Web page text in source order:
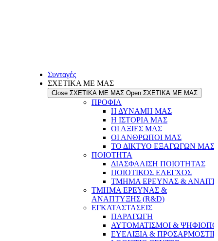
Συνταγές
ΣΧΕΤΙΚΑ ΜΕ ΜΑΣ
Close ΣΧΕΤΙΚΑ ΜΕ ΜΑΣ Open ΣΧΕΤΙΚΑ ΜΕ ΜΑΣ
ΠΡΟΦΙΛ
Η ΔΥΝΑΜΗ ΜΑΣ
Η ΙΣΤΟΡΙΑ ΜΑΣ
ΟΙ ΑΞΙΕΣ ΜΑΣ
ΟΙ ΑΝΘΡΩΠΟΙ ΜΑΣ
ΤΟ ΔΙΚΤΥΟ ΕΞΑΓΩΓΩΝ ΜΑΣ
ΠΟΙΟΤΗΤΑ
ΔΙΑΣΦΑΛΙΣΗ ΠΟΙΟΤΗΤΑΣ
ΠΟΙΟΤΙΚΟΣ ΕΛΕΓΧΟΣ
ΤΜΗΜΑ ΕΡΕΥΝΑΣ &
ΤΜΗΜΑ ΕΡΕΥΝΑΣ &
ΑΝΑΠΤΥΞΗΣ (R&D)
ΕΓΚΑΤΑΣΤΑΣΕΙΣ
ΠΑΡΑΓΩΓΗ
ΑΥΤΟΜΑΤΙΣΜΟΙ &
ΕΥΕΛΙΞΙΑ &